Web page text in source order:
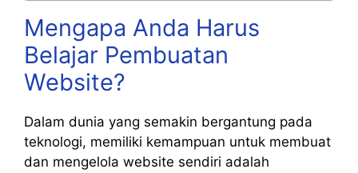
Mengapa Anda Harus
Belajar Pembuatan
Website?
Dalam dunia yang semakin bergantung pada
teknologi, memiliki kemampuan untuk membuat
dan mengelola website sendiri adalah